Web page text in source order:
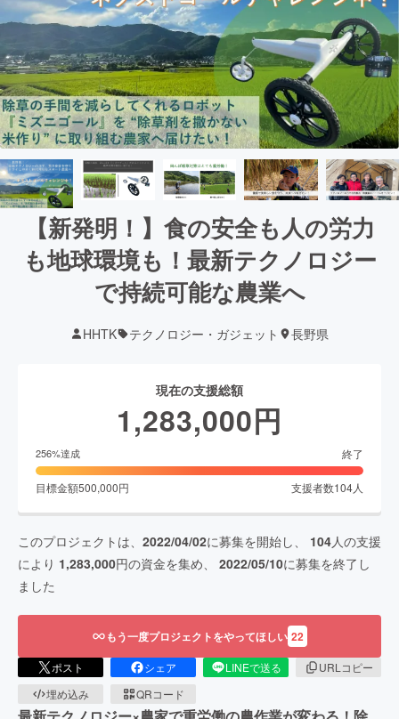
【新発明！】食の安全も人の労力
も地球環境も！最新テクノロジー
で持続可能な農業へ
HHTK テクノロジー・ガジェット 長野県
現在の支援総額
1,283,000円
256%達成 終了
目標金額500,000円 支援者数104人
このプロジェクトは、 2022/04/02に募集を開始し、 104人の支援
により 1,283,000円の資金を集め、 2022/05/10に募集を終了し
ました
もう一度プロジェクトをやってほしい 22
ポスト シェア LINEで送る
URLコピー
埋め込み
QRコード